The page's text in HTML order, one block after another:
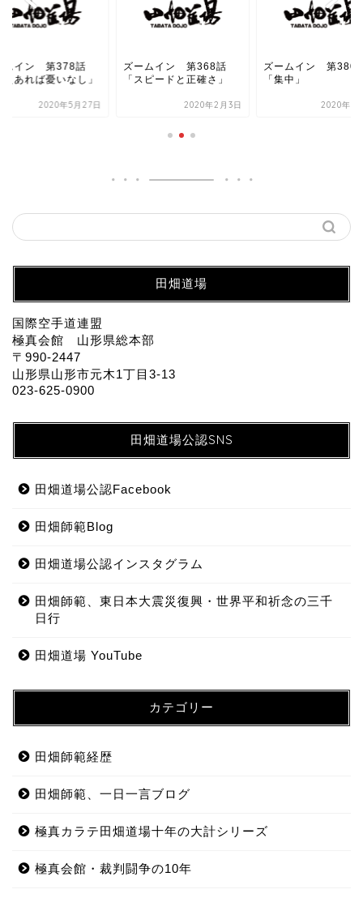
ムイン 第378話
えあれば憂いなし」
2020年5月27日
ズームイン 第368話
「スピードと正確さ」
2020年2月3日
ズームイン 第380
「集中」
2020年6
田畑道場
国際空手道連盟
極真会館 山形県総本部
〒990-2447
山形県山形市元木1丁目3-13
023-625-0900
田畑道場公認SNS
田畑道場公認Facebook
田畑師範Blog
田畑道場公認インスタグラム
田畑師範、東日本大震災復興・世界平和祈念の三千
日行
田畑道場 YouTube
カテゴリー
田畑師範経歴
田畑師範、一日一言ブログ
極真カラテ田畑道場十年の大計シリーズ
極真会館・裁判闘争の10年